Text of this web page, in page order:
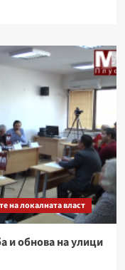
на локалната власт
и обнова на улици